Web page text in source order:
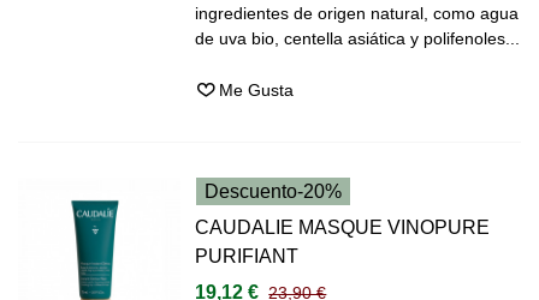
ingredientes de origen natural, como agua
de uva bio, centella asiática y polifenoles...
Me Gusta
Descuento-20%
CAUDALIE MASQUE VINOPURE
PURIFIANT
19,12 € 23,90 €